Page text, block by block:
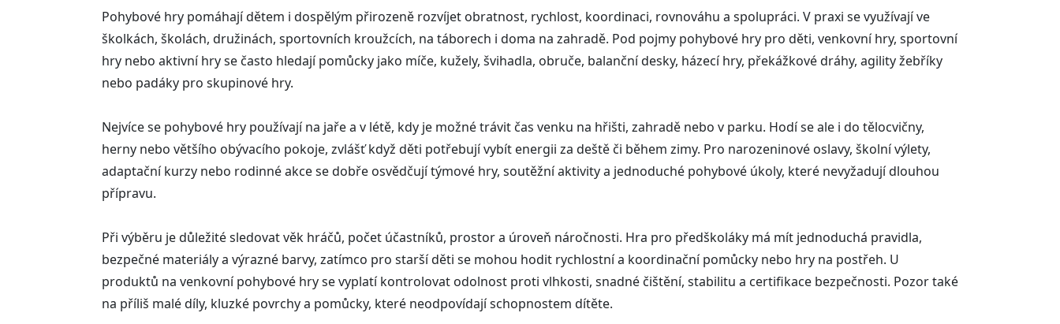
Pohybové hry pomáhají dětem i dospělým přirozeně rozvíjet obratnost, rychlost, koordinaci, rovnováhu a spolupráci. V praxi se využívají ve
školkách, školách, družinách, sportovních kroužcích, na táborech i doma na zahradě. Pod pojmy pohybové hry pro děti, venkovní hry, sportovní
hry nebo aktivní hry se často hledají pomůcky jako míče, kužely, švihadla, obruče, balanční desky, házecí hry, překážkové dráhy, agility žebříky
nebo padáky pro skupinové hry.
Nejvíce se pohybové hry používají na jaře a v létě, kdy je možné trávit čas venku na hřišti, zahradě nebo v parku. Hodí se ale i do tělocvičny,
herny nebo většího obývacího pokoje, zvlášť když děti potřebují vybít energii za deště či během zimy. Pro narozeninové oslavy, školní výlety,
adaptační kurzy nebo rodinné akce se dobře osvědčují týmové hry, soutěžní aktivity a jednoduché pohybové úkoly, které nevyžadují dlouhou
přípravu.
Při výběru je důležité sledovat věk hráčů, počet účastníků, prostor a úroveň náročnosti. Hra pro předškoláky má mít jednoduchá pravidla,
bezpečné materiály a výrazné barvy, zatímco pro starší děti se mohou hodit rychlostní a koordinační pomůcky nebo hry na postřeh. U
produktů na venkovní pohybové hry se vyplatí kontrolovat odolnost proti vlhkosti, snadné čištění, stabilitu a certifikace bezpečnosti. Pozor také
na příliš malé díly, kluzké povrchy a pomůcky, které neodpovídají schopnostem dítěte.